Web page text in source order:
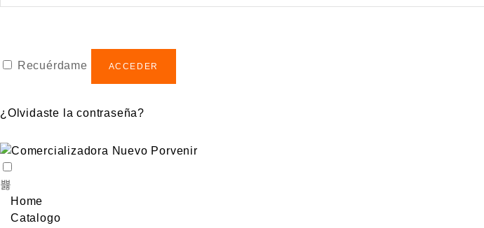
Recuérdame ACCEDER
¿Olvidaste la contraseña?
Home
Catalogo